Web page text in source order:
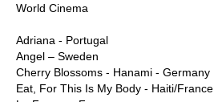
World Cinema
Adriana - Portugal
Angel – Sweden
Cherry Blossoms - Hanami - Germany
Eat, For This Is My Body - Haiti/France